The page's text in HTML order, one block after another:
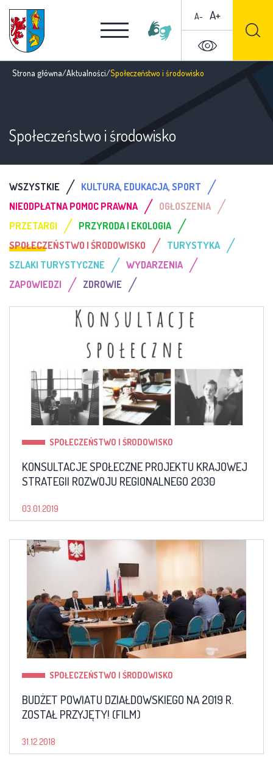
A- A+
Strona główna/Aktualności/Społeczeństwo i środowisko
Społeczeństwo i środowisko
WSZYSTKIE / KULTURA, EDUKACJA, SPORT /
NIEODPŁATNA POMOC PRAWNA / OGŁOSZENIA /
PRZETARGI / PRZYRODA I EKOLOGIA /
SPOŁECZEŃSTWO I ŚRODOWISKO / TURYSTYKA /
SZLAKI TURYSTYCZNE / WYDARZENIA /
ZAPOWIEDZI / ZDROWIE /
SPOŁECZEŃSTWO I ŚRODOWISKO
KONSULTACJE SPOŁECZNE PROJEKTU KRAJOWEJ
STRATEGII ROZWOJU REGIONALNEGO 2030
03.01.2019
SPOŁECZEŃSTWO I ŚRODOWISKO
BUDŻET POWIATU DZIAŁDOWSKIEGO NA 2019 R.
ZOSTAŁ PRZYJĘTY! (FILM)
31.12.2018